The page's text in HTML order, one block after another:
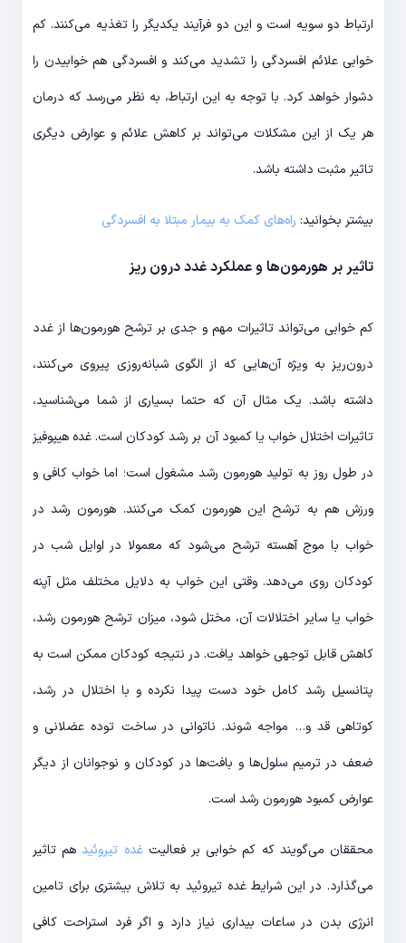
ارتباط دو سویه است و این دو فرآیند یکدیگر را تغذیه می‌کنند. کم
خوابی علائم افسردگی را تشدید می‌کند و افسردگی هم خوابیدن را
دشوار خواهد کرد. با توجه به این ارتباط، به نظر می‌رسد که درمان
هر یک از این مشکلات می‌تواند بر کاهش علائم و عوارض دیگری
تاثیر مثبت داشته باشد.
بیشتر بخوانید:‌ راه‌های کمک به بیمار مبتلا به افسردگی
تاثیر بر هورمون‌ها و عملکرد غدد درون ریز
کم خوابی می‌تواند تاثیرات مهم و جدی بر ترشح هورمون‌ها از غدد
درون‌ریز به ویژه آن‌هایی که از الگوی شبانه‌روزی پیروی می‌کنند،
داشته باشد. یک مثال آن که حتما بسیاری از شما می‌شناسید،
تاثیرات اختلال خواب یا کمبود آن بر رشد کودکان است. غده هیپوفیز
در طول روز به تولید هورمون رشد مشغول است؛ اما خواب کافی و
ورزش هم به ترشح این هورمون کمک می‌کنند. هورمون رشد در
خواب با موج آهسته ترشح می‌شود که معمولا در اوایل شب در
کودکان روی می‌دهد. وقتی این خواب به دلایل مختلف مثل آپنه
خواب یا سایر اختلالات آن، مختل شود، میزان ترشح هورمون رشد،
کاهش قابل توجهی خواهد یافت. در نتیجه کودکان ممکن است به
پتانسیل رشد کامل خود دست پیدا نکرده و با اختلال در رشد،
کوتاهی قد و… مواجه شوند. ناتوانی در ساخت توده عضلانی و
ضعف در ترمیم سلول‌ها و بافت‌ها در کودکان و نوجوانان از دیگر
عوارض کمبود هورمون رشد است.
محققان می‌گویند که کم خوابی بر فعالیتغده تیروئیدهم تاثیر
می‌گذارد. در این شرایط غده تیروئید به تلاش بیشتری برای تامین
انرژی بدن در ساعات بیداری نیاز دارد و اگر فرد استراحت کافی